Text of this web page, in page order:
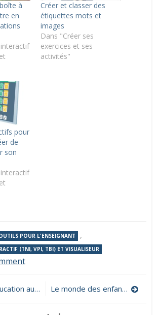
à
en
Créer et classer des
étiquettes mots et
images
Dans "Créer ses
exercices et ses
activités"
pour
de
son
POUR L'ENSEIGNANT ,
(TNI, VPI, TBI) ET VISUALISEUR
on
outils
interactifs
pour apprenants Le monde des enfants, des vidéos pour vos ateliers philo !